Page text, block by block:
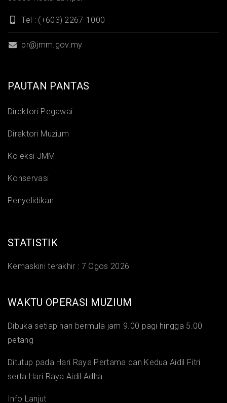
Tel : (+603) 2267-1000
pr@jmm.gov.my
PAUTAN PANTAS
Direktori Pegawai
Direktori Muzium
Koleksi JMM
Konservasi
Penyelidikan
STATISTIK
Kemaskini terakhir : 7 Ogos 2026
WAKTU OPERASI MUZIUM
Dibuka setiap hari bermula jam 9.00 pagi hingga 5.00
petang
Ditutup pada Hari Raya Pertama dan Kedua Aidil Fitri
serta Hari Raya Aidil Adha
Info Lanjut